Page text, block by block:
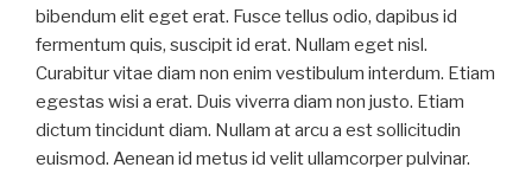
bibendum elit eget erat. Fusce tellus odio, dapibus id
fermentum quis, suscipit id erat. Nullam eget nisl.
Curabitur vitae diam non enim vestibulum interdum. Etiam
egestas wisi a erat. Duis viverra diam non justo. Etiam
dictum tincidunt diam. Nullam at arcu a est sollicitudin
euismod. Aenean id metus id velit ullamcorper pulvinar.